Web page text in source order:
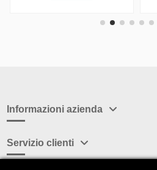
Informazioni azienda
Servizio clienti